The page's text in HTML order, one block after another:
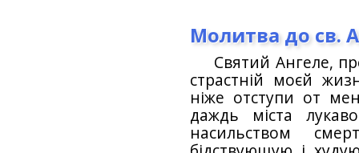
Молитва до св.
Святий Ангеле,
страстній моєй
ніже отступи от
даждь міста
насильством